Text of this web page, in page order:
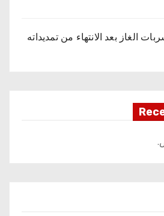
بعد الانتهاء من تمديداته